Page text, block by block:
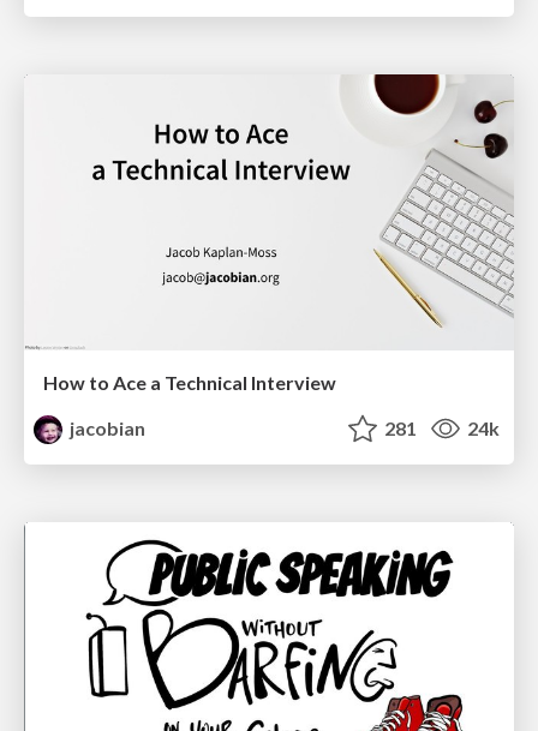
How to Ace a Technical Interview
jacobian
281 24k